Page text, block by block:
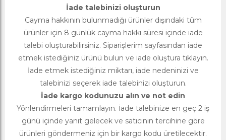
İade talebinizi oluşturun
Cayma hakkının bulunmadığı ürünler dışındaki tüm
ürünler için 8 günlük cayma hakkı süresi içinde iade
talebi oluşturabilirsiniz. Siparişlerim sayfasından iade
etmek istediğiniz ürünü bulun ve iade oluştura tıklayın.
İade etmek istediğiniz miktarı, iade nedeninizi ve
talebinizi seçerek iade talebinizi oluşturun.
İade kargo kodunuzu alın ve not edin
Yönlendirmeleri tamamlayın. İade talebinize en geç 2 iş
günü içinde yanıt gelecek ve satıcının tercihine göre
ürünleri göndermeniz için bir kargo kodu üretilecektir.